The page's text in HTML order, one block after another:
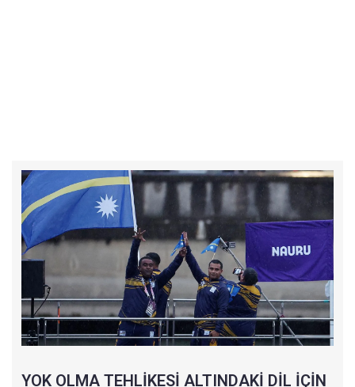
YOK OLMA TEHLİKESİ ALTINDAKİ DİL İÇİN